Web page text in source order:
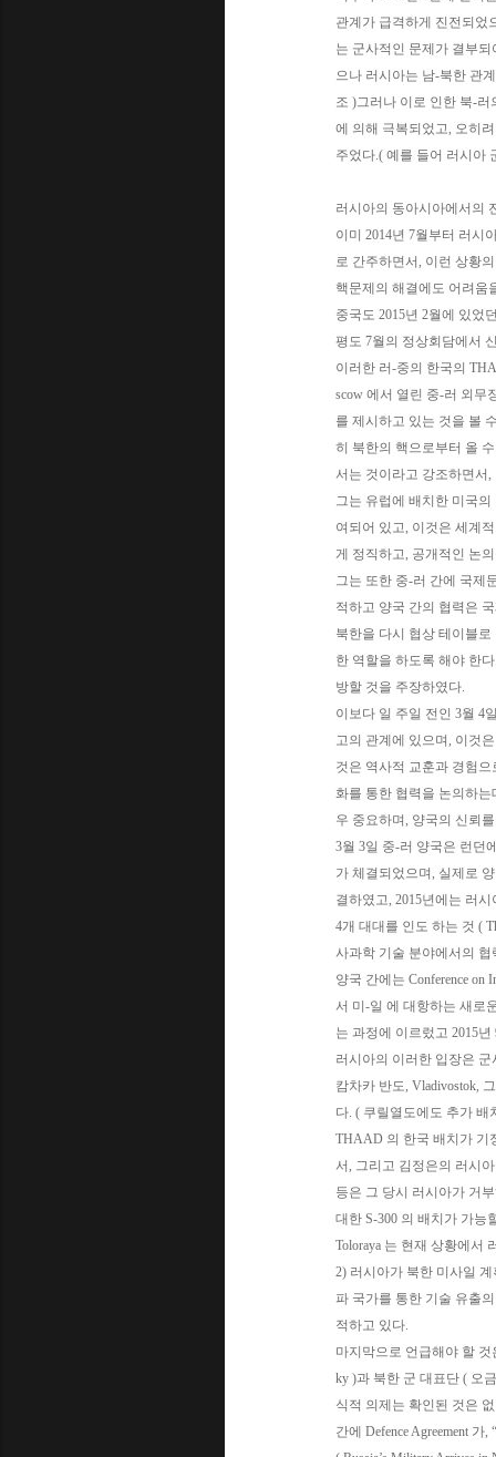
관계가 급격하게 진전되었
는 군사적인 문제가 결부
으나 러시아는 남-북한 관
조 )그러나 이로 인한 북-
에 의해 극복되었고, 오히
주었다.( 예를 들어 러시아
러시아의 동아시아에서의
이미 2014년 7월부터 러시
로 간주하면서, 이런 상황
핵문제의 해결에도 어려움
중국도 2015년 2월에 있었
평도 7월의 정상회담에서
이러한 러-중의 한국의
scow 에서 열린 중-러 외무
를 제시하고 있는 것을 볼
히 북한의 핵으로부터 올
서는 것이라고 강조하면서
그는 유럽에 배치한 미국
여되어 있고, 이것은 세계
게 정직하고, 공개적인 논
그는 또한 중-러 간에 국제
적하고 양국 간의 협력은
북한을 다시 협상 테이블
한 역할을 하도록 해야 한
방할 것을 주장하였다.
이보다 일 주일 전인 3월 4
고의 관계에 있으며, 이것
것은 역사적 교훈과 경험
화를 통한 협력을 논의하
우 중요하며, 양국의 신뢰
3월 3일 중-러 양국은 런던
가 체결되었으며, 실제로
결하였고, 2015년에는 러
4개 대대를 인도 하는 것 (
사과학 기술 분야에서의
양국 간에는 Conference on
서 미-일 에 대항하는 새로
는 과정에 이르렀고 2015
러시아의 이러한 입장은
캄차카 반도, Vladivostok,
다. ( 쿠릴열도에도 추가 배
THAAD 의 한국 배치가 기
서, 그리고 김정은의 러시
등은 그 당시 러시아가 거
대한 S-300 의 배치가 가능
Toloraya 는 현재 상황에서
2) 러시아가 북한 미사일
파 국가를 통한 기술 유출
적하고 있다.
마지막으로 언급해야 할 것
ky )과 북한 군 대표단 ( 오
식적 의제는 확인된 것은
간에 Defence Agreement